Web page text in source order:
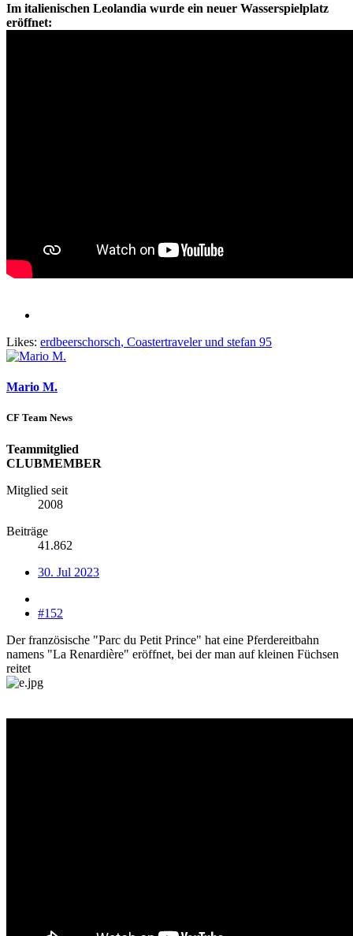
Im italienischen Leolandia wurde ein neuer Wasserspielplatz
eröffnet:
Likes: erdbeerschorsch, Coastertravelerund stefan 95
Mario M.
CF Team News
Teammitglied
CLUBMEMBER
Mitglied seit
2008
Beiträge
41.862
30. Jul 2023
#152
Der französische "Parc du Petit Prince" hat eine Pferdereitbahn
namens "La Renardière" eröffnet, bei der man auf kleinen Füchsen
reitet